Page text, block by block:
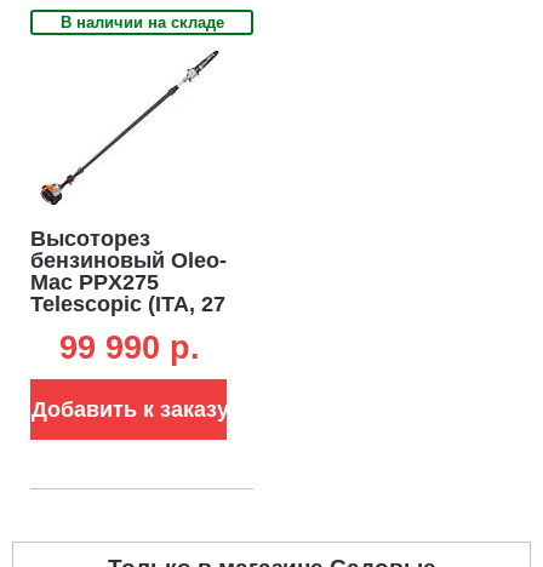
В наличии на складе
Высоторез
бензиновый Oleo-
Mac PPX275
Telescopic (ITA, 27
шина 30 см,
телескопическая
кг)
99 990 p.
Добавить к заказу